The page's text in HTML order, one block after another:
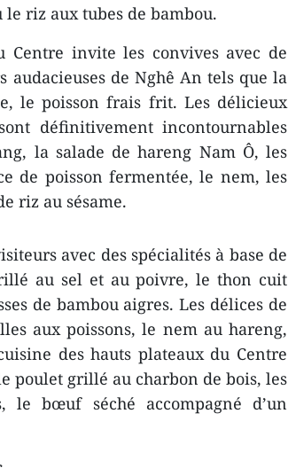
riz aux tubes de bambou.
Centre invite les convives avec de
de Nghê An tels que la
le poisson frais frit. Les délicieux
définitivement incontournables
la salade de hareng Nam Ô, les
de poisson fermentée, le nem, les
riz au sésame.
avec des spécialités à base de
au sel et au poivre, le thon cuit
de bambou aigres. Les délices de
aux poissons, le nem au hareng,
des hauts plateaux du Centre
poulet grillé au charbon de bois, les
le bœuf séché accompagné d’un